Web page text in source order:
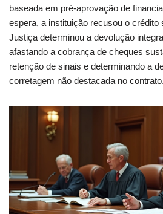
baseada em pré-aprovação de
espera, a instituição recusou o crédito
Justiça determinou a devolução
afastando a cobrança de cheques
retenção de sinais e determinando a
corretagem não destacada no contrato.